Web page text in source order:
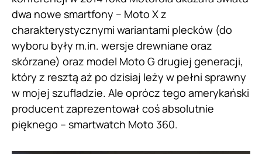
dwa nowe smartfony – Moto X z
charakterystycznymi wariantami plecków (do
wyboru były m.in. wersje drewniane oraz
skórzane) oraz model Moto G drugiej generacji,
który z resztą aż po dzisiaj leży w pełni sprawny
w mojej szufladzie. Ale oprócz tego amerykański
producent zaprezentował coś absolutnie
pięknego – smartwatch Moto 360.